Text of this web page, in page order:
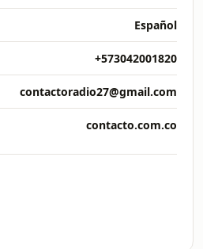
Español
+573042001820
contactoradio27@gmail.com
contacto.com.co